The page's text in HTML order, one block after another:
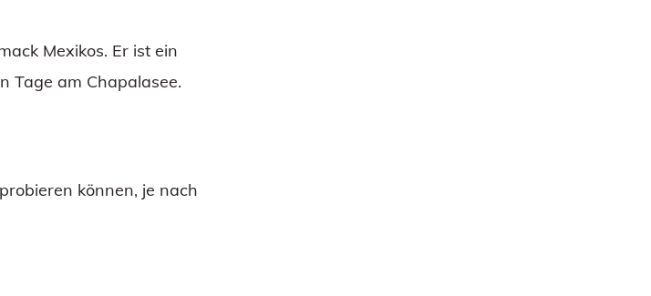
Mexikos. Er ist ein
Tage am Chapalasee.
können, je nach